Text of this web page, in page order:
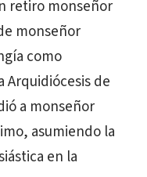
retiro monseñor
monseñor
como
Arquidiócesis de
a monseñor
asumiendo la
en la